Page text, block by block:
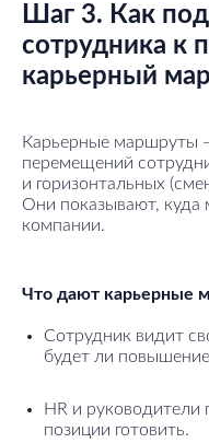
Шаг 3. Как
сотрудника к
карьерный
Карьерные маршруты
перемещений
и горизонтальных
Они показывают, куда
компании.
Что дают карьерные
Сотрудник видит
будет ли
HR и руководители
позиции готовить.